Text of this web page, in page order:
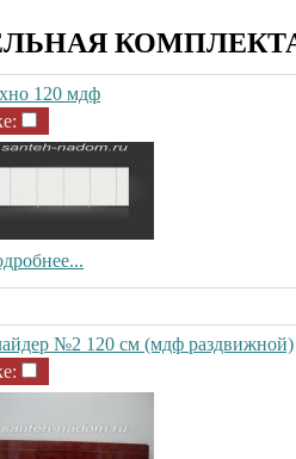
120 мдф
№2 120 см (мдф раздвижной)